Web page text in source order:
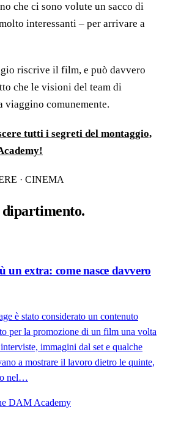
che ci sono volute un sacco di
interessanti – per arrivare a
riscrive il film, e può davvero
che le visioni del team di
viaggino comunemente.
tutti i segreti del montaggio,
· CINEMA
dipartimento.
un extra: come nasce davvero
è stato considerato un contenuto
per la promozione di un film una volta
immagini dal set e qualche
a mostrare il lavoro dietro le quinte,
nel…
DAM Academy